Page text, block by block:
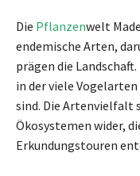
Die Pflanzenwelt
endemische Arten,
prägen die
in der viele
sind. Die Artenvielfalt
Ökosystemen wider,
Erkundungstouren